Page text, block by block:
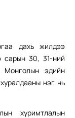
дахь жилдээ
30, 31-ний
Монголын эдийн
нэг нь
хуримтлалын